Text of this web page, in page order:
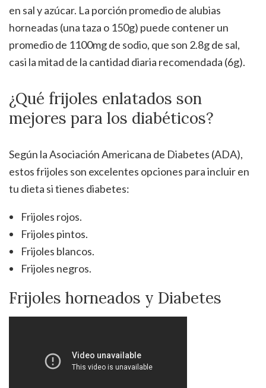
en sal y azúcar. La porción promedio de alubias
horneadas (una taza o 150g) puede contener un
promedio de 1100mg de sodio, que son 2.8g de sal,
casi la mitad de la cantidad diaria recomendada (6g).
¿Qué frijoles enlatados son
mejores para los diabéticos?
Según la Asociación Americana de Diabetes (ADA),
estos frijoles son excelentes opciones para incluir en
tu dieta si tienes diabetes:
Frijoles rojos.
Frijoles pintos.
Frijoles blancos.
Frijoles negros.
Frijoles horneados y Diabetes